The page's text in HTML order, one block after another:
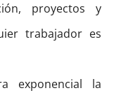
proyectos y
trabajador es
exponencial la